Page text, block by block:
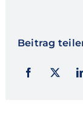
Beitrag